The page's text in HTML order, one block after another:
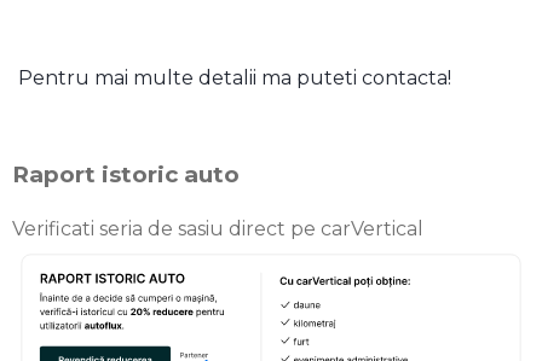
Pentru mai multe detalii ma puteti contacta!
Raport istoric auto
Verificati seria de sasiu direct pe carVertical